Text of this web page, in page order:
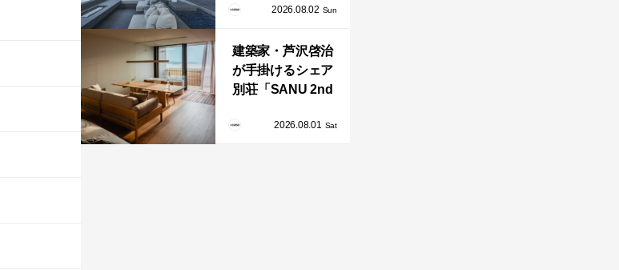
「CHILL2.0」
業！
2026.08.02 Sun
建築家・芦沢啓治
が手掛けるシェア
別荘「SANU 2nd
Owners」、新拠点
2026.08.01 Sat